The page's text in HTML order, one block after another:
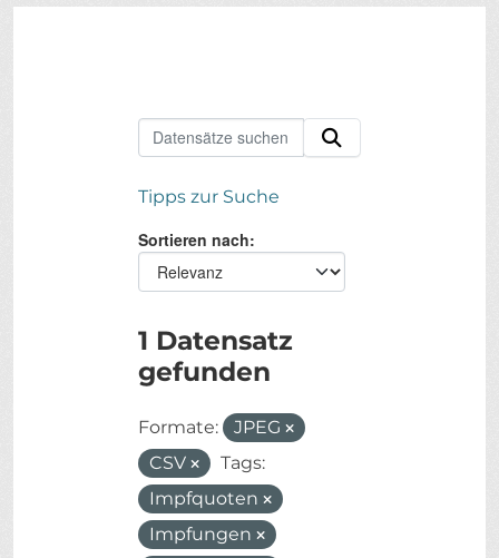
Tipps zur Suche
Sortieren nach
1 Datensatz
gefunden
Formate:
JPEG
CSV
Tags:
Impfquoten
Impfungen